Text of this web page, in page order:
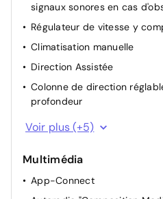
signaux sonores en cas
Régulateur de vitesse y
Climatisation manuelle
Direction Assistée
Colonne de direction
profondeur
Plancher de coffre à bagages
Miroirs de courtoisie
Dispositif start/stop de mise
récupération de l'énergie au
Voir plus (+5)
Multimédia
App-Connect